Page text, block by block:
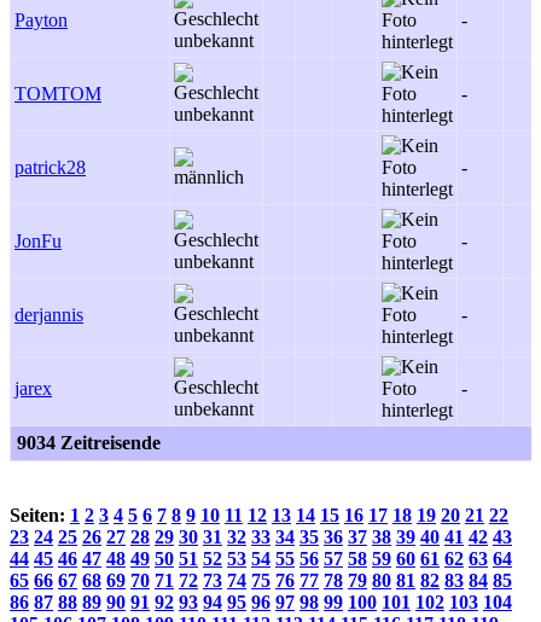
Payton -
TOMTOM -
patrick28 -
JonFu -
derjannis -
jarex -
9034 Zeitreisende
Seiten: 1 2 3 4 5 6 7 8 9 10 11 12 13 14 15 16 17 18 19 20 21 22
23 24 25 26 27 28 29 30 31 32 33 34 35 36 37 38 39 40 41 42 43
44 45 46 47 48 49 50 51 52 53 54 55 56 57 58 59 60 61 62 63 64
65 66 67 68 69 70 71 72 73 74 75 76 77 78 79 80 81 82 83 84 85
86 87 88 89 90 91 92 93 94 95 96 97 98 99 100 101 102 103 104